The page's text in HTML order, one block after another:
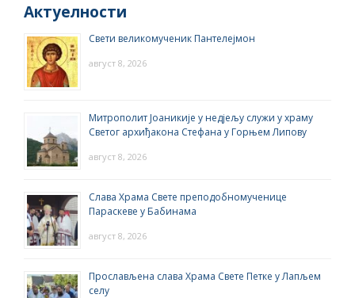
Актуелности
Свети великомученик Пантелејмон
август 8, 2026
Митрополит Јоаникије у недјељу служи у храму
Светог архиђакона Стефана у Горњем Липову
август 8, 2026
Слава Храма Свете преподобномученице
Параскеве у Бабинама
август 8, 2026
Прослављена слава Храма Свете Петке у Лапљем
селу